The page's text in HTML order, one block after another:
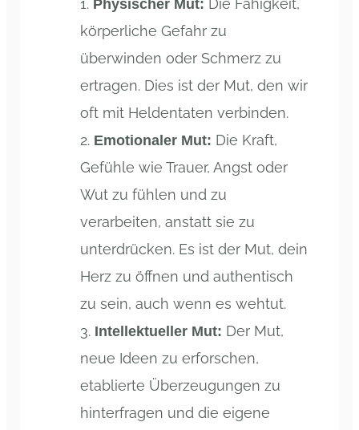
Physischer Mut:
körperliche Gefahr zu
überwinden oder Schmerz zu
ertragen. Dies ist der Mut, den wir
oft mit Heldentaten verbinden.
Emotionaler Mut: Die Kraft,
Gefühle wie Trauer, Angst oder
Wut zu fühlen und zu
verarbeiten, anstatt sie zu
unterdrücken. Es ist der Mut, dein
Herz zu öffnen und authentisch
zu sein, auch wenn es wehtut.
Intellektueller Mut: Der Mut,
neue Ideen zu erforschen,
etablierte Überzeugungen zu
hinterfragen und die eigene